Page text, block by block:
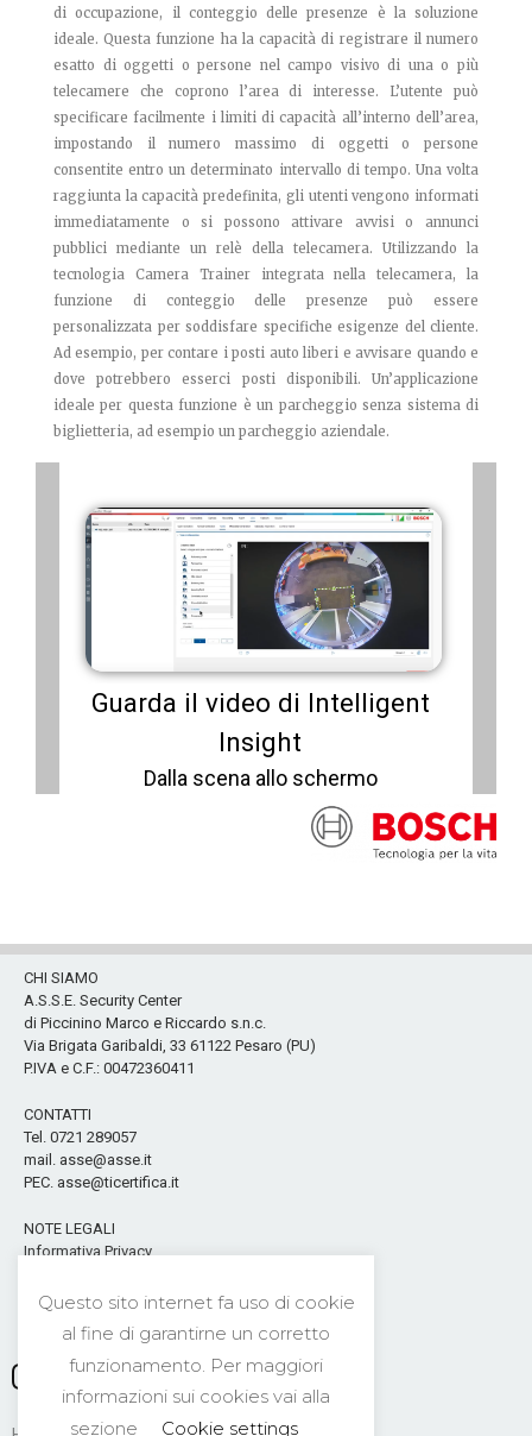
di occupazione, il conteggio delle presenze è la soluzione
ideale. Questa funzione ha la capacità di registrare il numero
esatto di oggetti o persone nel campo visivo di una o più
telecamere che coprono l’area di interesse. L’utente può
specificare facilmente i limiti di capacità all’interno dell’area,
impostando il numero massimo di oggetti o persone
consentite entro un determinato intervallo di tempo. Una volta
raggiunta la capacità predefinita, gli utenti vengono informati
immediatamente o si possono attivare avvisi o annunci
pubblici mediante un relè della telecamera. Utilizzando la
tecnologia Camera Trainer integrata nella telecamera, la
funzione di conteggio delle presenze può essere
personalizzata per soddisfare specifiche esigenze del cliente.
Ad esempio, per contare i posti auto liberi e avvisare quando e
dove potrebbero esserci posti disponibili. Un’applicazione
ideale per questa funzione è un parcheggio senza sistema di
biglietteria, ad esempio un parcheggio aziendale.
Guarda il video di Intelligent
Insight
Dalla scena allo schermo
CHI SIAMO
A.S.S.E. Security Center
di Piccinino Marco e Riccardo s.n.c.
Via Brigata Garibaldi, 33 61122 Pesaro (PU)
P.IVA e C.F.: 00472360411
CONTATTI
Tel. 0721 289057
mail. asse@asse.it
PEC. asse@ticertifica.it
NOTE LEGALI
Informativa Privacy
Seguici sui Social
Questo sito internet fa uso di cookie
al fine di garantirne un corretto
funzionamento. Per maggiori
informazioni sui cookies vai alla
sezione
Cookie settings